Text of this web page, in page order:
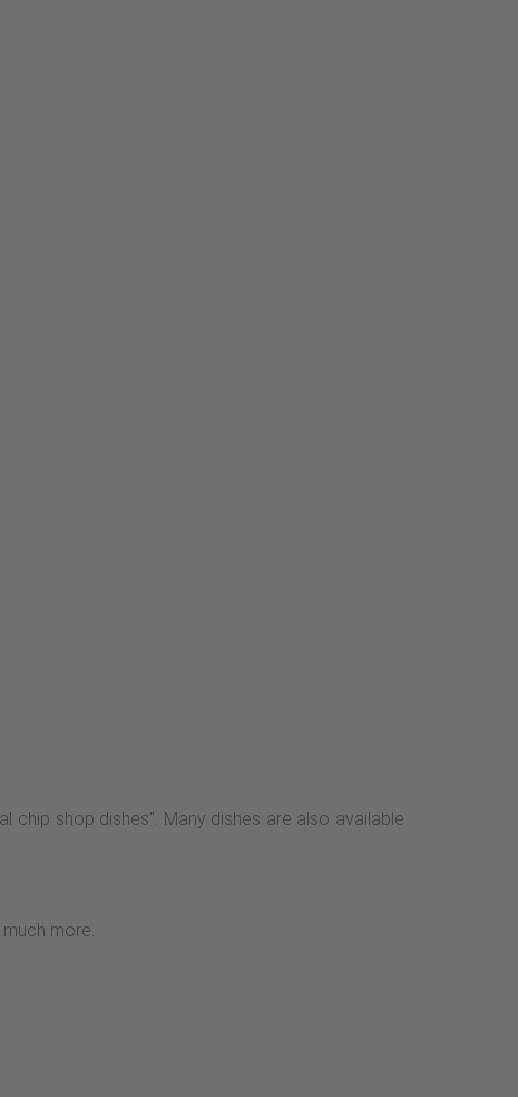
chip shop dishes". Many dishes are also available
more.